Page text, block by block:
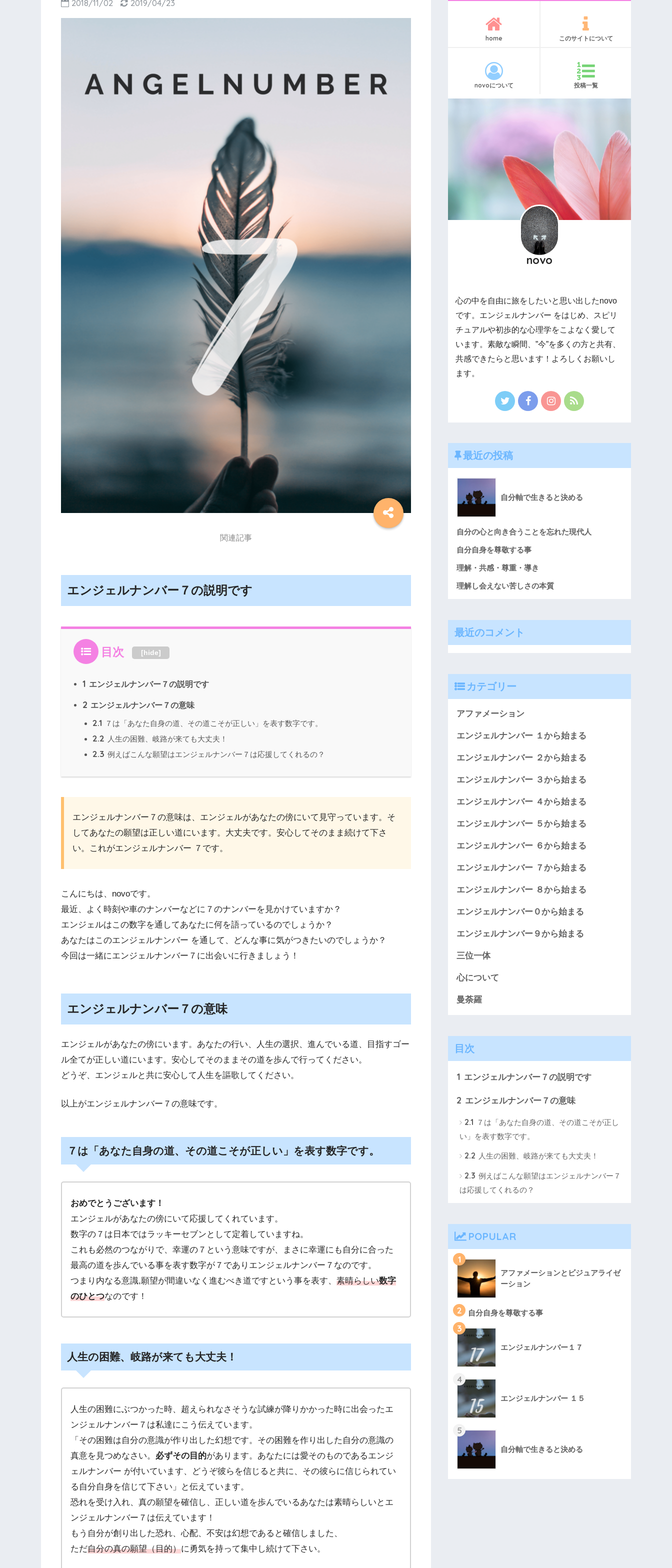
2018/11/02 2019/04/23
関連記事
エンジェルナンバー７の説明です
目次 [hide]
1 エンジェルナンバー７の説明です
2 エンジェルナンバー７の意味
2.1 ７は「あなた自身の道、その道こそが正しい」を表す数字です。
2.2 人生の困難、岐路が来ても大丈夫！
2.3 例えばこんな願望はエンジェルナンバー７は応援してくれるの？
エンジェルナンバー７の意味は、エンジェルがあなたの傍にいて見守っています。そ
してあなたの願望は正しい道にいます。大丈夫です。安心してそのまま続けて下さ
い。これがエンジェルナンバー ７です。
こんにちは、novoです。
最近、よく時刻や車のナンバーなどに７のナンバーを見かけていますか？
エンジェルはこの数字を通してあなたに何を語っているのでしょうか？
あなたはこのエンジェルナンバー を通して、どんな事に気がつきたいのでしょうか？
今回は一緒にエンジェルナンバー７に出会いに行きましょう！
エンジェルナンバー７の意味
エンジェルがあなたの傍にいます。あなたの行い、人生の選択、進んでいる道、目指すゴー
ル全てが正しい道にいます。安心してそのままその道を歩んで行ってください。
どうぞ、エンジェルと共に安心して人生を謳歌してください。
以上がエンジェルナンバー７の意味です。
７は「あなた自身の道、その道こそが正しい」を表す数字です。
おめでとうございます！
エンジェルがあなたの傍にいて応援してくれています。
数字の７は日本ではラッキーセブンとして定着していますね。
これも必然のつながりで、幸運の７という意味ですが、まさに幸運にも自分に合った
最高の道を歩んでいる事を表す数字が７でありエンジェルナンバー７なのです。
つまり内なる意識,願望が間違いなく進むべき道ですという事を表す、素晴らしい数字
のひとつなのです！
人生の困難、岐路が来ても大丈夫！
人生の困難にぶつかった時、超えられなさそうな試練が降りかかった時に出会ったエ
ンジェルナンバー７は私達にこう伝えています。
「その困難は自分の意識が作り出した幻想です。その困難を作り出した自分の意識の
真意を見つめなさい。 必ずその目的があります。あなたには愛そのものであるエンジ
ェルナンバー が付いています、どうぞ彼らを信じると共に、その彼らに信じられてい
る自分自身を信じて下さい」と伝えています。
恐れを受け入れ、真の願望を確信し、正しい道を歩んでいるあなたは素晴らしいとエ
ンジェルナンバー７は伝えています！
もう自分が創り出した恐れ、心配、不安は幻想であると確信しました、
ただ自分の真の願望（目的）に勇気を持って集中し続けて下さい。
home このサイトについて
novoについて 投稿一覧
novo
心の中を自由に旅をしたいと思い出したnovo
です。エンジェルナンバー をはじめ、スピリ
チュアルや初歩的な心理学をこよなく愛して
います。素敵な瞬間、”今”を多くの方と共有、
共感できたらと思います！よろしくお願いし
ます。
最近の投稿
自分軸で生きると決める
自分の心と向き合うことを忘れた現代人
自分自身を尊敬する事
理解・共感・尊重・導き
理解し会えない苦しさの本質
最近のコメント
カテゴリー
アファメーション
エンジェルナンバー １から始まる
エンジェルナンバー ２から始まる
エンジェルナンバー ３から始まる
エンジェルナンバー ４から始まる
エンジェルナンバー ５から始まる
エンジェルナンバー ６から始まる
エンジェルナンバー ７から始まる
エンジェルナンバー ８から始まる
エンジェルナンバー０から始まる
エンジェルナンバー９から始まる
三位一体
心について
曼荼羅
目次
1 エンジェルナンバー７の説明です
2 エンジェルナンバー７の意味
2.1
７は「あなた自身の道、その道こそが正し
い」を表す数字です。
2.2 人生の困難、岐路が来ても大丈夫！
2.3 例えばこんな願望はエンジェルナンバー７
は応援してくれるの？
POPULAR
1
アファメーションとビジュアライゼ
ーション
2 自分自身を尊敬する事
3
エンジェルナンバー１７
4
エンジェルナンバー １５
5
自分軸で生きると決める